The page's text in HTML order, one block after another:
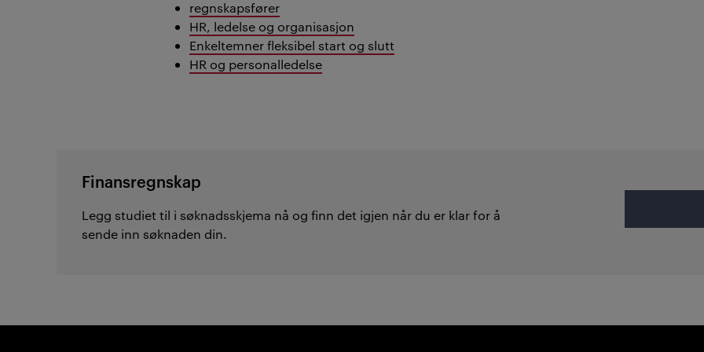
regnskapsfører
HR, ledelse og organisasjon
Enkeltemner fleksibel start og slutt
HR og personalledelse
Finansregnskap
Legg studiet til i søknadsskjema nå og finn det igjen når du er klar for å
sende inn søknaden din.